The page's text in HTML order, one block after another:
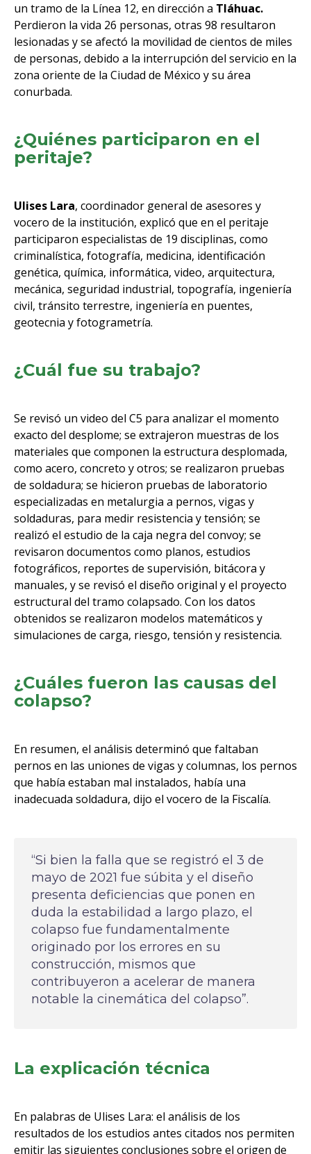
un tramo de la Línea 12, en dirección a Tláhuac.
Perdieron la vida 26 personas, otras 98 resultaron
lesionadas y se afectó la movilidad de cientos de miles
de personas, debido a la interrupción del servicio en la
zona oriente de la Ciudad de México y su área
conurbada.
¿Quiénes participaron en el
peritaje?
Ulises Lara, coordinador general de asesores y
vocero de la institución, explicó que en el peritaje
participaron especialistas de 19 disciplinas, como
criminalística, fotografía, medicina, identificación
genética, química, informática, video, arquitectura,
mecánica, seguridad industrial, topografía, ingeniería
civil, tránsito terrestre, ingeniería en puentes,
geotecnia y fotogrametría.
¿Cuál fue su trabajo?
Se revisó un video del C5 para analizar el momento
exacto del desplome; se extrajeron muestras de los
materiales que componen la estructura desplomada,
como acero, concreto y otros; se realizaron pruebas
de soldadura; se hicieron pruebas de laboratorio
especializadas en metalurgia a pernos, vigas y
soldaduras, para medir resistencia y tensión; se
realizó el estudio de la caja negra del convoy; se
revisaron documentos como planos, estudios
fotográficos, reportes de supervisión, bitácora y
manuales, y se revisó el diseño original y el proyecto
estructural del tramo colapsado. Con los datos
obtenidos se realizaron modelos matemáticos y
simulaciones de carga, riesgo, tensión y resistencia.
¿Cuáles fueron las causas del
colapso?
En resumen, el análisis determinó que faltaban
pernos en las uniones de vigas y columnas, los pernos
que había estaban mal instalados, había una
inadecuada soldadura, dijo el vocero de la Fiscalía.
“Si bien la falla que se registró el 3 de
mayo de 2021 fue súbita y el diseño
presenta deficiencias que ponen en
duda la estabilidad a largo plazo, el
colapso fue fundamentalmente
originado por los errores en su
construcción, mismos que
contribuyeron a acelerar de manera
notable la cinemática del colapso”.
La explicación técnica
En palabras de Ulises Lara: el análisis de los
resultados de los estudios antes citados nos permiten
emitir las siguientes conclusiones sobre el origen de